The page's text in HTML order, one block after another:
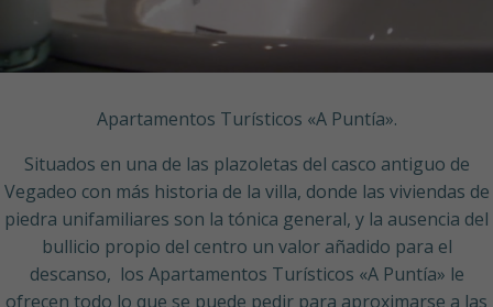
Apartamentos Turísticos «A Puntía».
Situados en una de las plazoletas del casco antiguo de
Vegadeo con más historia de la villa, donde las viviendas de
piedra unifamiliares son la tónica general, y la ausencia del
bullicio propio del centro un valor añadido para el
descanso, los Apartamentos Turísticos «A Puntía» le
ofrecen todo lo que se puede pedir para aproximarse a las